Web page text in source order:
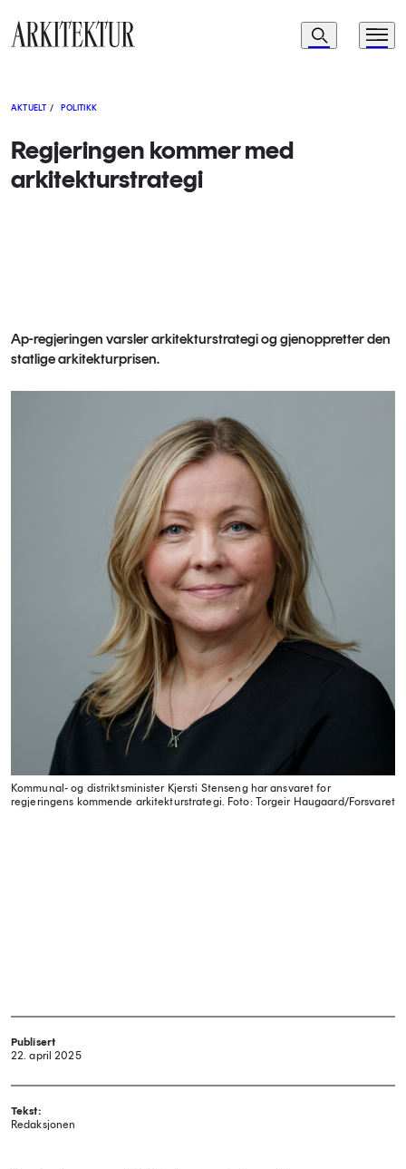
Navigasjon
Søk Meny
AKTUELT / POLITIKK
Regjeringen kommer med
arkitekturstrategi
Ap-regjeringen varsler arkitekturstrategi og gjenoppretter den
statlige arkitekturprisen.
Kommunal- og distriktsminister Kjersti Stenseng har ansvaret for
regjeringens kommende arkitekturstrategi. Foto: Torgeir Haugaard/Forsvaret
Publisert
22. april 2025
Tekst:
Redaksjonen